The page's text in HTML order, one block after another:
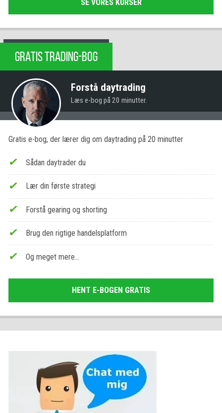
SE VORES KURSER
GRATIS TRADING-BOG
Forstå daytrading
Læs e-bog på 20 minutter.
Gratis e-bog, der lærer dig om daytrading på 20 minutter
Sådan daytrader du
Lær din første strategi
Forstå gearing og shorting
Brug den rigtige handelsplatform
Og meget mere…
HENT E-BOGEN GRATIS